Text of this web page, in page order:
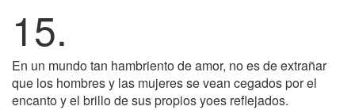
15.
En un mundo tan hambriento de amor, no es de extrañar
que los hombres y las mujeres se vean cegados por el
encanto y el brillo de sus propios yoes reflejados.